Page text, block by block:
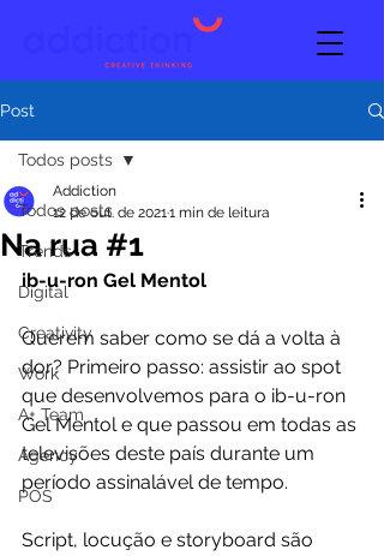
Post
Todos posts
Trends
Digital
Creativity
Work
A+ Team
Agency
POS
Todos posts
Na rua #1
Addiction
12 de out. de 20211 min de leitura
ib-u-ron Gel Mentol
Querem saber como se dá a volta à
dor? Primeiro passo: assistir ao spot
que desenvolvemos para o ib-u-ron
Gel Mentol e que passou em todas as
televisões deste país durante um
período assinalável de tempo.
Script, locução e storyboard são